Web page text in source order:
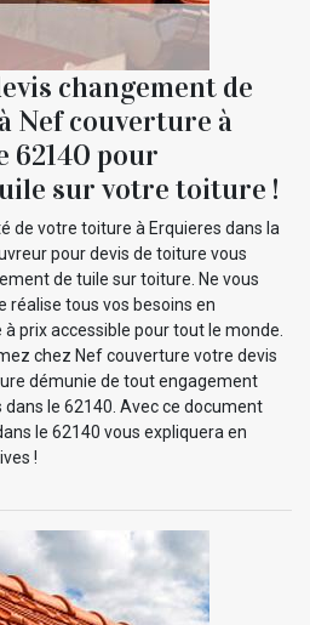
changement de
Nef couverture à
62140 pour
sur votre toiture !
de votre toiture à Erquieres dans la
pour devis de toiture vous
de tuile sur toiture. Ne vous
réalise tous vos besoins en
prix accessible pour tout le monde.
chez Nef couverture votre devis
démunie de tout engagement
le 62140. Avec ce document
le 62140 vous expliquera en
!